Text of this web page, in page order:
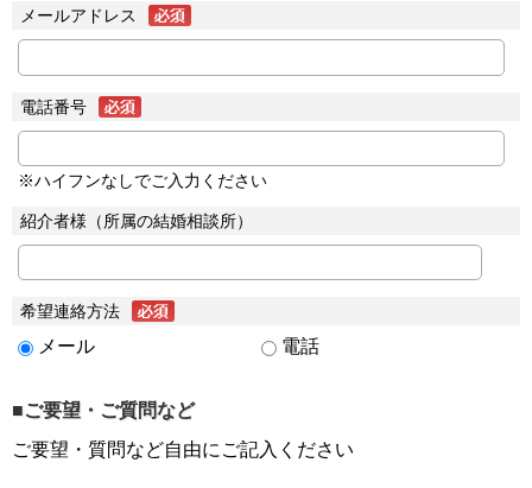
メールアドレス
電話番号
※ハイフンなしでご入力ください
紹介者様（所属の結婚相談所）
希望連絡方法
メール 電話
■ご要望・ご質問など
ご要望・質問など自由にご記入ください